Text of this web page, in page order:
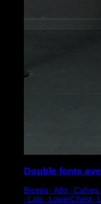
Double fente
Biceps ∙ Abs ∙
∙ Lats ∙ LowerChest ∙